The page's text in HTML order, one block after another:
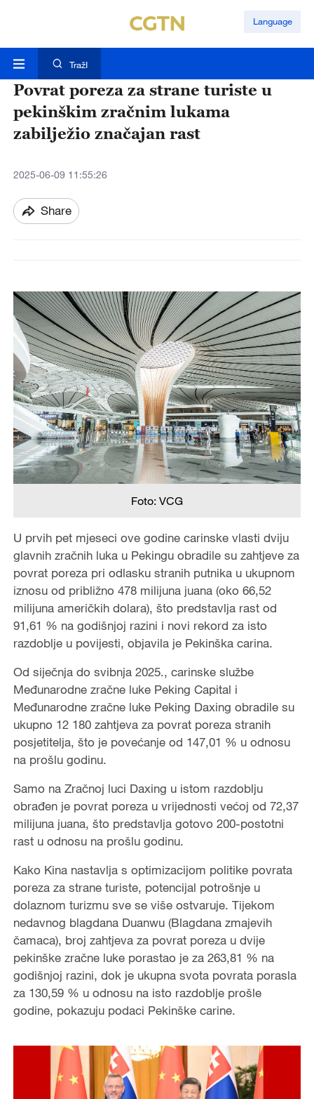
Language
TražI
Povrat poreza za strane turiste u
pekinškim zračnim lukama
zabilježio značajan rast
2025-06-09 11:55:26
Share
Foto: VCG
U prvih pet mjeseci ove godine carinske vlasti dviju
glavnih zračnih luka u Pekingu obradile su zahtjeve za
povrat poreza pri odlasku stranih putnika u ukupnom
iznosu od približno 478 milijuna juana (oko 66,52
milijuna američkih dolara), što predstavlja rast od
91,61 % na godišnjoj razini i novi rekord za isto
razdoblje u povijesti, objavila je Pekinška carina.
Od siječnja do svibnja 2025., carinske službe
Međunarodne zračne luke Peking Capital i
Međunarodne zračne luke Peking Daxing obradile su
ukupno 12 180 zahtjeva za povrat poreza stranih
posjetitelja, što je povećanje od 147,01 % u odnosu
na prošlu godinu.
Samo na Zračnoj luci Daxing u istom razdoblju
obrađen je povrat poreza u vrijednosti većoj od 72,37
milijuna juana, što predstavlja gotovo 200-postotni
rast u odnosu na prošlu godinu.
Kako Kina nastavlja s optimizacijom politike povrata
poreza za strane turiste, potencijal potrošnje u
dolaznom turizmu sve se više ostvaruje. Tijekom
nedavnog blagdana Duanwu (Blagdana zmajevih
čamaca), broj zahtjeva za povrat poreza u dvije
pekinške zračne luke porastao je za 263,81 % na
godišnjoj razini, dok je ukupna svota povrata porasla
za 130,59 % u odnosu na isto razdoblje prošle
godine, pokazuju podaci Pekinške carine.